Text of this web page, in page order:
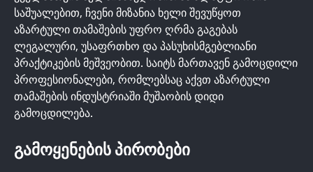
საშუალებით, ჩვენი მიზანია ხელი შევუწყოთ
აზარტული თამაშების უფრო ღრმა გაგებას
ლეგალური, უსაფრთხო და პასუხისმგებლიანი
პრაქტიკების მეშვეობით. საიტს მართავენ გამოცდილი
პროფესიონალები, რომლებსაც აქვთ აზარტული
თამაშების ინდუსტრიაში მუშაობის დიდი
გამოცდილება.
ᲒᲐᲛᲝᲧᲔᲜᲔᲑᲘᲡ ᲞᲘᲠᲝᲑᲔᲑᲘ